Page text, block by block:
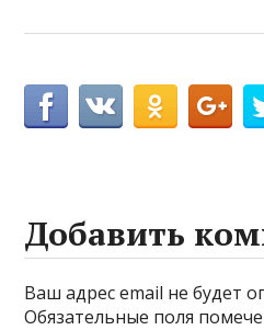
Добавить
Ваш адрес email не будет
Обязательные поля